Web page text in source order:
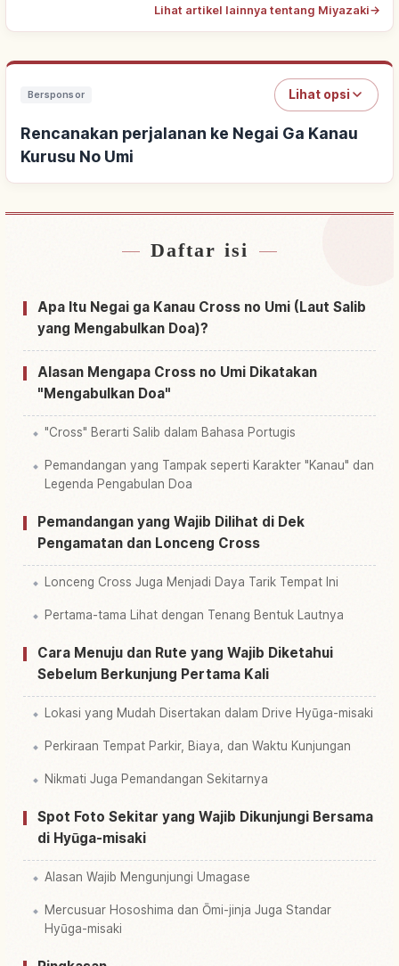
Lihat artikel lainnya tentang Miyazaki→
Bersponsor Lihat opsi
Rencanakan perjalanan ke Negai Ga Kanau
Kurusu No Umi
Cari penginapan dekat Negai Ga Kanau Kurusu
Cari aktivitas di Negai Ga Kanau Kurusu No Umi
Daftar isi
Apa Itu Negai ga Kanau Cross no Umi (Laut Salib
yang Mengabulkan Doa)?
Alasan Mengapa Cross no Umi Dikatakan
"Mengabulkan Doa"
"Cross" Berarti Salib dalam Bahasa Portugis
Pemandangan yang Tampak seperti Karakter "Kanau" dan
Legenda Pengabulan Doa
Pemandangan yang Wajib Dilihat di Dek
Pengamatan dan Lonceng Cross
Lonceng Cross Juga Menjadi Daya Tarik Tempat Ini
Pertama-tama Lihat dengan Tenang Bentuk Lautnya
Cara Menuju dan Rute yang Wajib Diketahui
Sebelum Berkunjung Pertama Kali
Lokasi yang Mudah Disertakan dalam Drive Hyūga-misaki
Perkiraan Tempat Parkir, Biaya, dan Waktu Kunjungan
Nikmati Juga Pemandangan Sekitarnya
Spot Foto Sekitar yang Wajib Dikunjungi Bersama
di Hyūga-misaki
Alasan Wajib Mengunjungi Umagase
Mercusuar Hososhima dan Ōmi-jinja Juga Standar
Hyūga-misaki